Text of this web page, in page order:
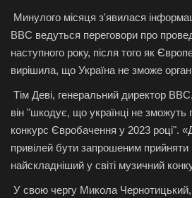
Відео
English Ukraine
Минулого місяця з'явилася
BBC ведуться переговори про
наступного року, після того як
вирішила, що Україна не зможе
Тім Деві, генеральний директор
він "шкодує, що українці не зможуть
конкурс Євробачення у 2023 році".
привілей бути запрошеним прийняти
найскладніший у світі музичний
У свою чергу Микола Чернотицький,